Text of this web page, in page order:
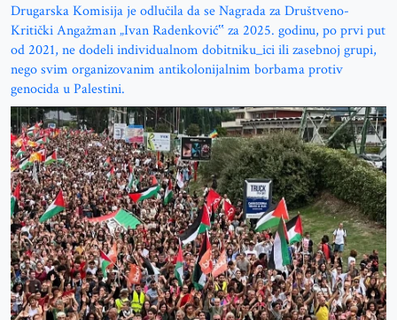
Drugarska Komisija je odlučila da se Nagrada za Društveno-
Kritički Angažman „Ivan Radenković‟ za 2025. godinu, po prvi put
od 2021, ne dodeli individualnom dobitniku_ici ili zasebnoj grupi,
nego svim organizovanim antikolonijalnim borbama protiv
genocida u Palestini.